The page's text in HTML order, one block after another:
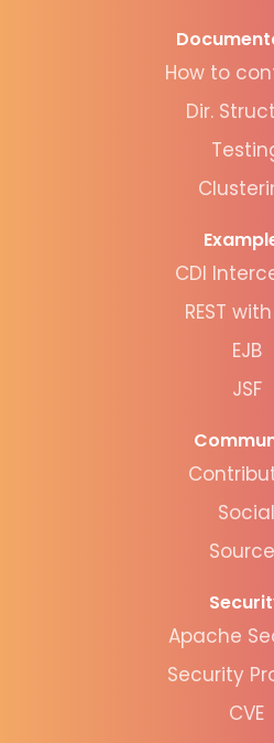
How to
Dir.
CDI
REST
EJB
JSF
Social
Apache
Security
CVE